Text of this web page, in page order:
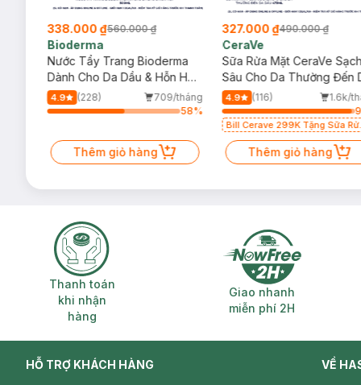
338.000 ₫560.000 ₫
Bioderma
Nước Tẩy Trang Bioderma
Dành Cho Da Dầu & Hỗn Hợp
500ml
4.9 (228)
709/tháng
58%
Thêm giỏ hàng
327.000 ₫490.000 ₫
CeraVe
Sữa Rửa Mặt CeraVe
Sâu Cho Da Thường Đến
Dầu 473ml
4.9 (116)
1.6k/
Bill Cerave 299K Tặng Sữa
Mặt Cerave 30ml (SL có hạn)
Thêm giỏ hàng
Thanh toán khi nhận hàng
Thanh toán
khi nhận
hàng
Giao nhanh
Giao nhanh
miễn phí 2H
HỖ TRỢ KHÁCH HÀNG VỀ